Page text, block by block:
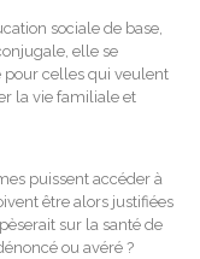
sociale de base,
elle se
pour celles qui veulent
la vie familiale et
puissent accéder à
être alors justifiées
sur la santé de
ou avéré ?